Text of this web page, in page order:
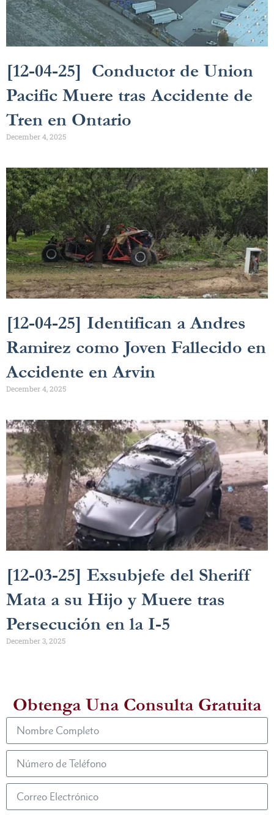
[12-04-25] Conductor de Union
Pacific Muere tras Accidente de
Tren en Ontario
December 4, 2025
[12-04-25] Identifican a Andres
Ramirez como Joven Fallecido en
Accidente en Arvin
December 4, 2025
[12-03-25] Exsubjefe del Sheriff
Mata a su Hijo y Muere tras
Persecución en la I-5
December 3, 2025
Obtenga Una Consulta Gratuita